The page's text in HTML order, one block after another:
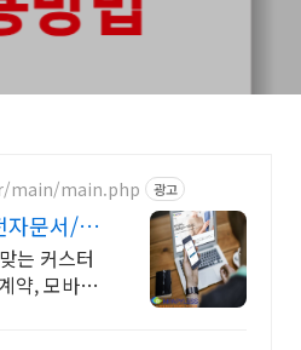
main/main.php 광고
자문서/전
는 커스터
약, 모바일